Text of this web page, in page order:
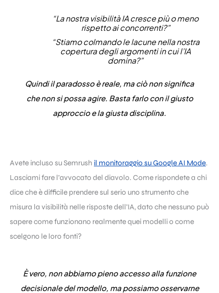
“La nostra visibilità IA cresce più o meno
rispetto ai concorrenti?”
“Stiamo colmando le lacune nella nostra
copertura degli argomenti in cui l’IA
domina?”
Quindi il paradosso è reale, ma ciò non significa
che non si possa agire. Basta farlo con il giusto
approccio e la giusta disciplina.
Avete incluso su Semrush il monitoraggio su Google AI Mode.
Lasciami fare l’avvocato del diavolo. Come rispondete a chi
dice che è difficile prendere sul serio uno strumento che
misura la visibilità nelle risposte dell’IA, dato che nessuno può
sapere come funzionano realmente quei modelli o come
scelgono le loro fonti?
È vero, non abbiamo pieno accesso alla funzione
decisionale del modello, ma possiamo osservarne